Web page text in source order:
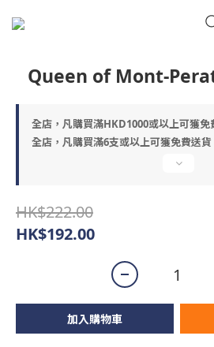
Queen of Mont-
全店，凡購買滿HKD1000或以上可獲免
全店，凡購買滿6支或以上可獲免費送貨
HK$222.00
HK$192.00
加入購物車